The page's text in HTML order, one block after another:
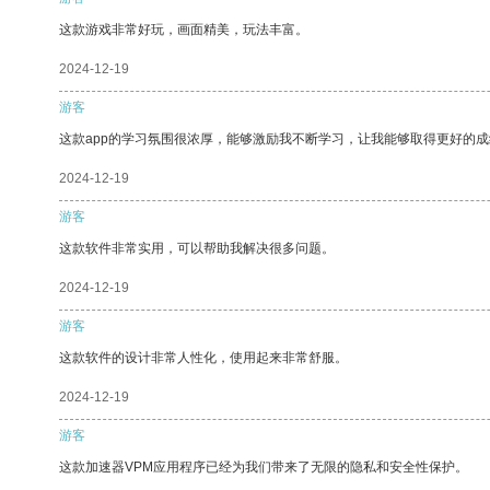
这款游戏非常好玩，画面精美，玩法丰富。
2024-12-19
游客
这款app的学习氛围很浓厚，能够激励我不断学习，让我能够取得更好的
2024-12-19
游客
这款软件非常实用，可以帮助我解决很多问题。
2024-12-19
游客
这款软件的设计非常人性化，使用起来非常舒服。
2024-12-19
游客
这款加速器VPM应用程序已经为我们带来了无限的隐私和安全性保护。